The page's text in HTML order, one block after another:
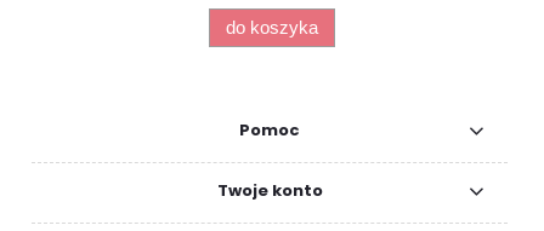
do koszyka
Pomoc
Twoje konto